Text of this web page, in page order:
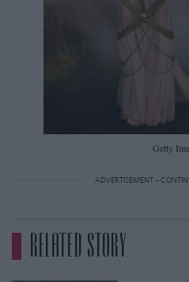
Getty
ADVERTISEMENT -
RELATED STORY